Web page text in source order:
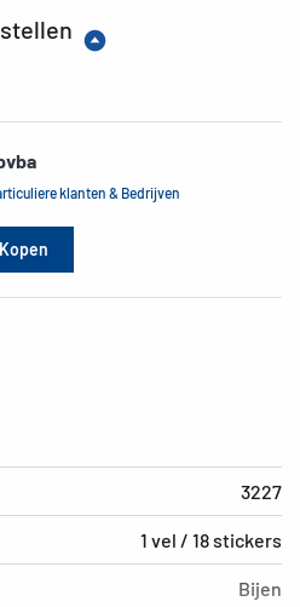
klanten & Bedrijven
Kopen
3227
1 vel / 18 stickers
Bijen